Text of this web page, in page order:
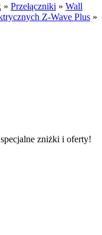
» Przełączniki » Wall
Z-Wave Plus »
zniżki i oferty!